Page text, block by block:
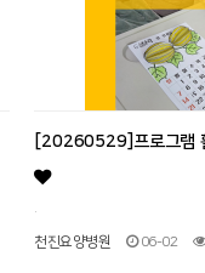
[20260529]프로그램
천진요양병원 06-02